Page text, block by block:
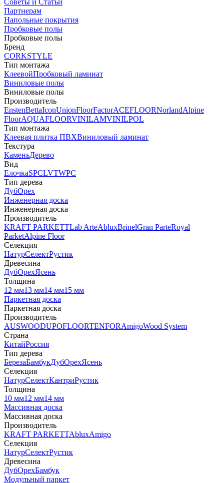
Советы и Статьи
Партнерам
Напольные покрытия
Пробковые полы
Пробковые полы
Бренд
CORKSTYLE
Тип монтажа
КлеевойПробковый ламинат
Виниловые полы
Виниловые полы
Производитель
EnstenBettaIconUnionFloorFactorACEFLOORNorlandAlpine
FloorAQUAFLOORVINILAMVINILPOL
Тип монтажа
Клеевая плитка ПВХВиниловый ламинат
Текстура
КаменьДерево
Вид
ЕлочкаSPCLVTWPC
Тип дерева
ДубОрех
Инженерная доска
Инженерная доска
Производитель
KRAFT PARKETTLab ArteAbluxBrinelGran ParteRoyal
ParketAlpine Floor
Селекция
НатурСелектРустик
Древесина
ДубОрехЯсень
Толщина
12 мм13 мм14 мм15 мм
Паркетная доска
Паркетная доска
Производитель
AUSWOODUPOFLOORTENFORAmigoWood System
Страна
КитайРоссия
Тип дерева
БерезаБамбукДубОрехЯсень
Селекция
НатурСелектКантриРустик
Толщина
10 мм12 мм14 мм
Массивная доска
Массивная доска
Производитель
KRAFT PARKETTAbluxAmigo
Селекция
НатурСелектРустик
Древесина
ДубОрехБамбук
Модульный паркет